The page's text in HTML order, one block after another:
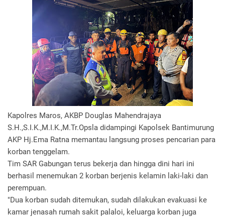
Kapolres Maros, AKBP Douglas Mahendrajaya
S.H.,S.I.K.,M.I.K.,M.Tr.Opsla didampingi Kapolsek Bantimurung
AKP Hj.Ema Ratna memantau langsung proses pencarian para
korban tenggelam.
Tim SAR Gabungan terus bekerja dan hingga dini hari ini
berhasil menemukan 2 korban berjenis kelamin laki-laki dan
perempuan.
"Dua korban sudah ditemukan, sudah dilakukan evakuasi ke
kamar jenasah rumah sakit palaloi, keluarga korban juga